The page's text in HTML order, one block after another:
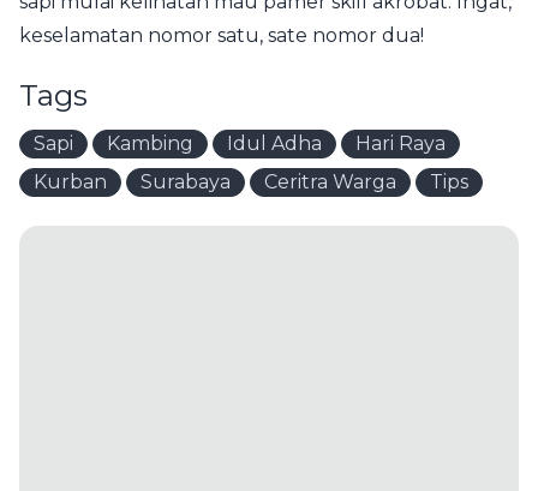
keselamatan nomor satu, sate nomor dua!
Tags
Sapi Kambing Idul Adha
Hari Raya
Kurban
Surabaya Ceritra Warga Tips